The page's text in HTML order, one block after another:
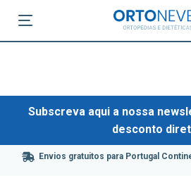
Subscreva aqui a nossa
desconto
Envios gratuitos para Portugal